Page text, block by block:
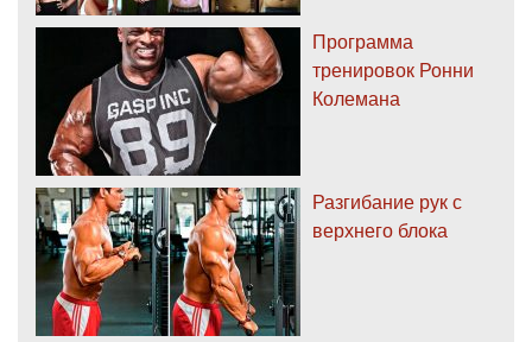
Программа
тренировок Ронни
Колемана
Разгибание рук с
верхнего блока